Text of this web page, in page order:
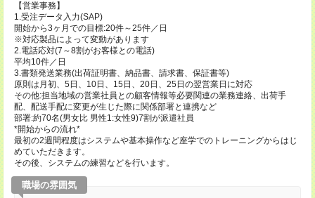
【営業事務】
1.受注データ入力(SAP)
開始から3ヶ月での目標:20件～25件／日
※対応製品によって変動があります
2.電話応対(7～8割がお客様との電話)
平均10件／日
3.書類発送業務(出荷証明書、納品書、請求書、保証書等)
原則は月初、5日、10日、15日、20日、25日の翌営業日に対応
その他:担当地域の営業社員との顧客情報等必要関連の業務連絡、出荷手
配、配送手配に変更が生じた際に関係部署と連携など
部署:約70名(男女比 男性1:女性9)7割が派遣社員
*開始からの流れ*
最初の2週間程度はシステムや基本操作など座学でのトレーニングからはじ
めていただきます。
その後、システムの練習などを行います。
職場の雰囲気